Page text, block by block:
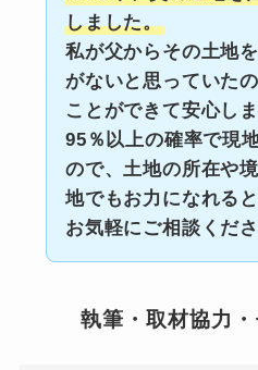
しました。
私が父からその土地
がないと思っていた
ことができて安心しま
95％以上の確率で現
ので、土地の所在や
地でもお力になれると
お気軽にご相談くださ
執筆・取材協力